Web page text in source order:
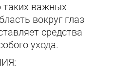
таких важных
вокруг глаз
средства
ухода.